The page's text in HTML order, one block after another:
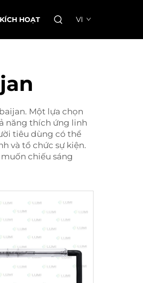
KÍCH HOẠT VI
Một lựa chọn
năng thích ứng linh
tiêu dùng có thể
và tổ chức sự kiện.
chiếu sáng